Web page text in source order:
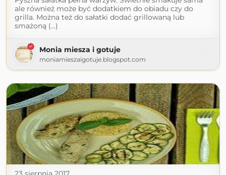
ale również może być dodatkiem do obiadu czy do
grilla. Można też do sałatki dodać grillowaną lub
smażoną (...)
Monia miesza i gotuje
moniamieszaigotuje.blogspot.com